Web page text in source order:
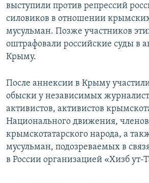
выступили против репрессий
силовиков в отношении
мусульман. Позже участников
оштрафовали российские суды в
Крыму.
После аннексии в Крыму
обыски у независимых
активистов, активистов
Национального движения,
крымскотатарского народа, а
мусульман, подозреваемых в
в России организацией «Хизб ут-